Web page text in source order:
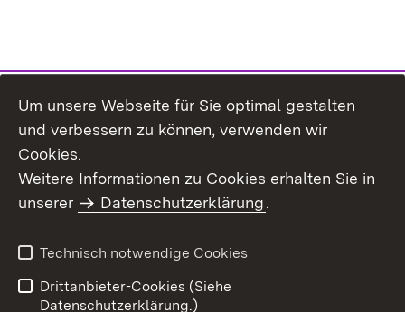
Um unsere Webseite für Sie optimal gestalten
und verbessern zu können, verwenden wir
Cookies.
Weitere Informationen zu Cookies erhalten Sie in
unserer
Datenschutzerklärung.
Technisch notwendige Cookies
Drittanbieter-Cookies (Siehe
Datenschutzerklärung.)